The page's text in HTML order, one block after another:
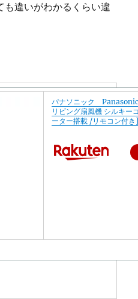
も違いがわかるくらい違
パナソニック
リビング扇風機 シルキー
ーター搭載 /リモコン付